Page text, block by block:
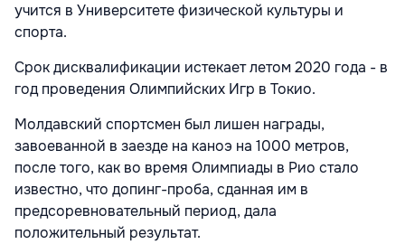
учится в Университете физической культуры и
спорта.
Срок дисквалификации истекает летом 2020 года - в
год проведения Олимпийских Игр в Токио.
Молдавский спортсмен был лишен награды,
завоеванной в заезде на каноэ на 1000 метров,
после того, как во время Олимпиады в Рио стало
известно, что допинг-проба, сданная им в
предсоревновательный период, дала
положительный результат.